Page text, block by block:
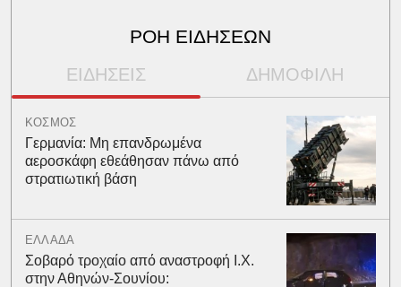
ΡΟΗ ΕΙΔΗΣΕΩΝ
ΕΙΔΗΣΕΙΣ ΔΗΜΟΦΙΛΗ
ΚΟΣΜΟΣ
Γερμανία: Μη επανδρωμένα
αεροσκάφη εθεάθησαν πάνω από
στρατιωτική βάση
ΕΛΛΑΔΑ
Σοβαρό τροχαίο από αναστροφή Ι.Χ.
στην Αθηνών-Σουνίου: